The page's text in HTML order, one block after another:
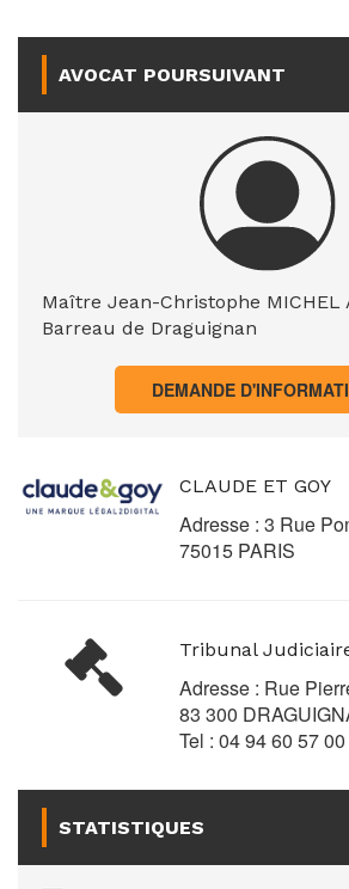
AVOCAT POURSUIVANT
Maître Jean-Christophe MICHEL
Barreau de Draguignan
DEMANDE
CLAUDE ET GOY
Adresse : 3 Rue
75015 PARIS
Tribunal
Adresse : Rue
83 300
Tel : 04 94 60 57 00
STATISTIQUES